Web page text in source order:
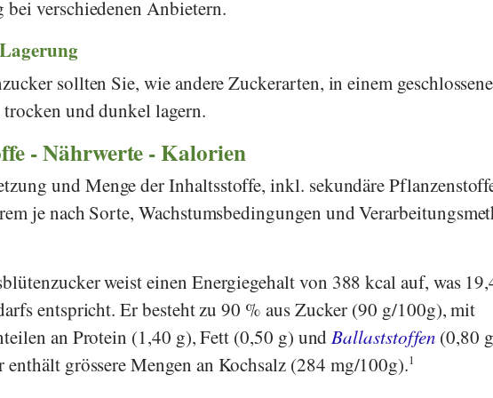
verschiedenen Anbietern.
sollten Sie, wie andere Zuckerarten, in einem
und dunkel lagern.
- Nährwerte - Kalorien
und Menge der Inhaltsstoffe, inkl. sekundäre
je nach Sorte, Wachstumsbedingungen und
weist einen Energiegehalt von 388 kcal auf, was
entspricht. Er besteht zu 90 % aus Zucker (90 g/100g), mit
an Protein (1,40 g), Fett (0,50 g) undBallaststoffen (0,80
enthält grössere Mengen an Kochsalz (284 mg/100g).1